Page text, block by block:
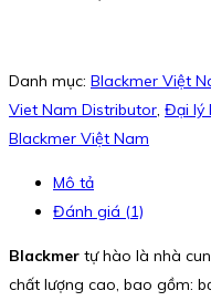
Danh mục: Blackmer Việt
Viet Nam Distributor, Đại lý
Blackmer Việt Nam
Mô tả
Đánh giá (1)
Blackmer tự hào là nhà
chất lượng cao, bao gồm: